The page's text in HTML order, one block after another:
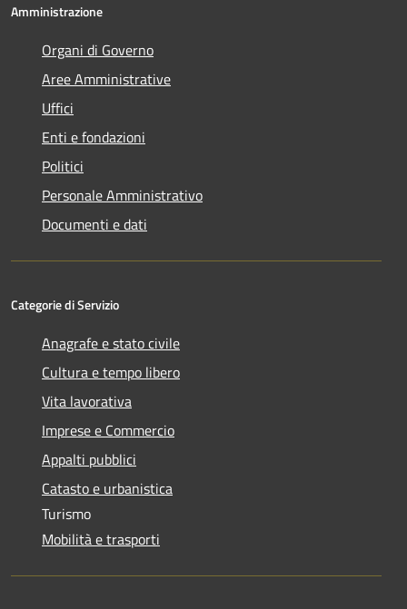
Amministrazione
Organi di Governo
Aree Amministrative
Uffici
Enti e fondazioni
Politici
Personale Amministrativo
Documenti e dati
Categorie di Servizio
Anagrafe e stato civile
Cultura e tempo libero
Vita lavorativa
Imprese e Commercio
Appalti pubblici
Catasto e urbanistica
Turismo
Mobilità e trasporti